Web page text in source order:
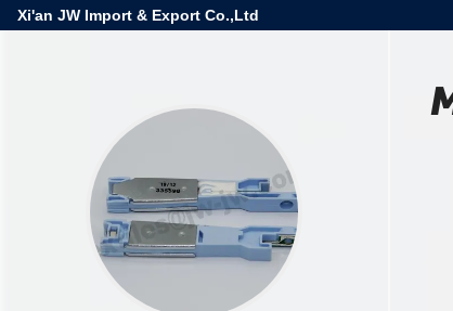
Xi'an JW Import & Export Co.,Ltd